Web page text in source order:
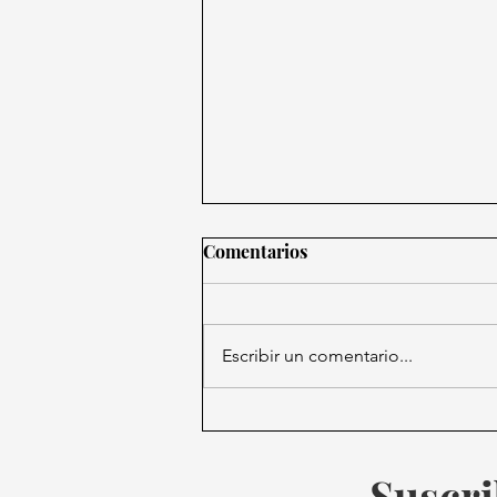
Comentarios
Escribir un comentario...